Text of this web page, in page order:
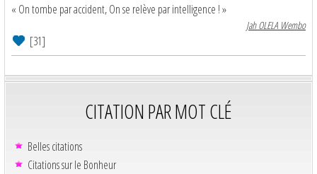
« On tombe par accident, On se relève par intelligence ! »
Jah OLELA Wembo
[31]
CITATION PAR MOT CLÉ
Belles citations
Citations sur le Bonheur